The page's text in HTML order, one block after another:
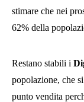
stimare che nei
62% della
Restano stabili i
popolazione, che
punto vendita